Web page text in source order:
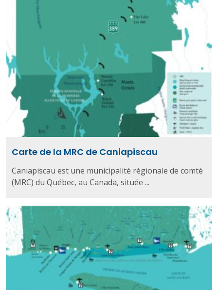
Carte de la MRC de Caniapiscau
Caniapiscau est une municipalité régionale de comté
(MRC) du Québec, au Canada, située ...